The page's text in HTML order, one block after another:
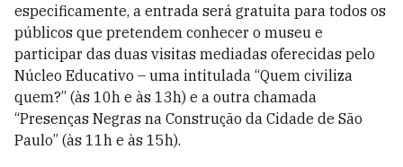
especificamente, a entrada será gratuita para todos os
públicos que pretendem conhecer o museu e
participar das duas visitas mediadas oferecidas pelo
Núcleo Educativo – uma intitulada “Quem civiliza
quem?” (às 10h e às 13h) e a outra chamada
“Presenças Negras na Construção da Cidade de São
Paulo” (às 11h e às 15h).